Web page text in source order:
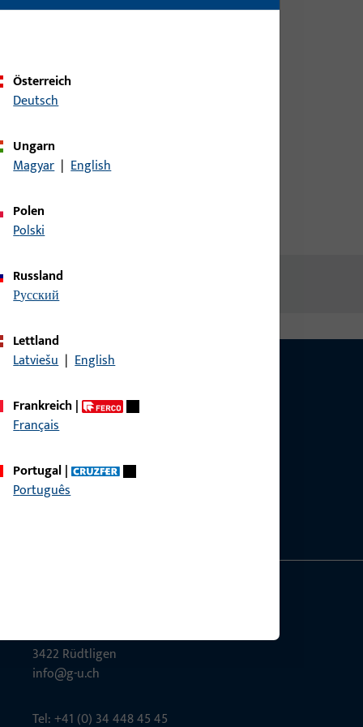
Österreich
Deutsch
Ungarn
Magyar | English
Polen
Polski
Russland
русский
Lettland
Latviešu | English
Frankreich|
Français
Portugal|
Português
Indu­s­triestr. 12
3422 Rüdt­ligen
info@g-u.ch
Tel: +41 (0) 34 448 45 45